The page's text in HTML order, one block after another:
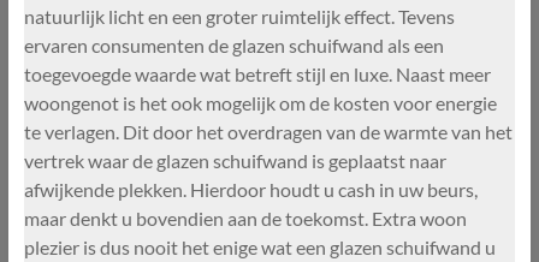
natuurlijk licht en een groter ruimtelijk effect. Tevens
ervaren consumenten de glazen schuifwand als een
toegevoegde waarde wat betreft stijl en luxe. Naast meer
woongenot is het ook mogelijk om de kosten voor energie
te verlagen. Dit door het overdragen van de warmte van het
vertrek waar de glazen schuifwand is geplaatst naar
afwijkende plekken. Hierdoor houdt u cash in uw beurs,
maar denkt u bovendien aan de toekomst. Extra woon
plezier is dus nooit het enige wat een glazen schuifwand u